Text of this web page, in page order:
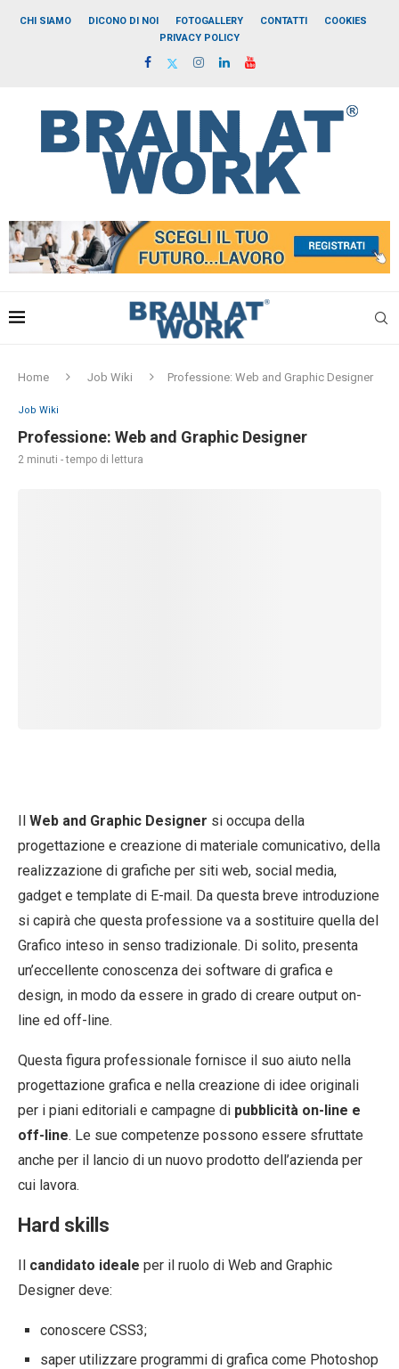
CHI SIAMO DICONO DI NOI FOTOGALLERY CONTATTI
COOKIES
PRIVACY POLICY
Home Job Wiki Professione: Web and Graphic Designer
Job Wiki
Professione: Web and Graphic Designer
2 minuti - tempo di lettura
Il Web and Graphic Designer si occupa della
progettazione e creazione di materiale comunicativo, della
realizzazione di grafiche per siti web, social media,
gadget e template di E-mail. Da questa breve introduzione
si capirà che questa professione va a sostituire quella del
Grafico inteso in senso tradizionale. Di solito, presenta
un’eccellente conoscenza dei software di grafica e
design, in modo da essere in grado di creare output on-
line ed off-line.
Questa figura professionale fornisce il suo aiuto nella
progettazione grafica e nella creazione di idee originali
per i piani editoriali e campagne di pubblicità on-line e
off-line. Le sue competenze possono essere sfruttate
anche per il lancio di un nuovo prodotto dell’azienda per
cui lavora.
Hard skills
Il candidato ideale per il ruolo di Web and Graphic
Designer deve:
conoscere CSS3;
saper utilizzare programmi di grafica come Photoshop